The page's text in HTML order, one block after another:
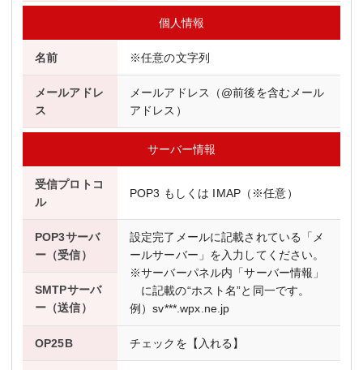
個人情報
名前 ※任意の文字列
メールアドレ
ス
メールアドレス（@前後を含むメール
アドレス）
サーバー情報
受信プロトコ
ル
POP3 もしくは IMAP（※任意）
POP3サーバ
ー（受信）
設定完了メールに記載されている「メ
ールサーバー」を入力してください。
※サーバーパネル内「サーバー情報」
に記載の“ホスト名”と同一です。
例）sv***.wpx.ne.jp
SMTPサーバ
ー（送信）
OP25B チェックを【入れる】